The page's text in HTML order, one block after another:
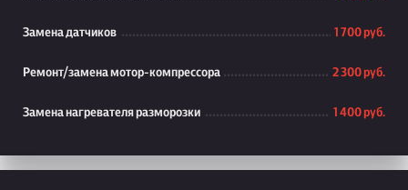
Замена датчиков 1 700 руб.
Ремонт/замена мотор-компрессора 2 300 руб.
Замена нагревателя разморозки 1 400 руб.